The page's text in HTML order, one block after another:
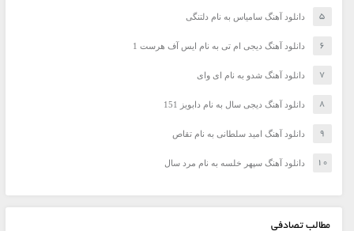
دانلود آهنگ سامیاس به نام دلتنگی
دانلود آهنگ دیجی ام تی به نام ایس آف هرست 1
دانلود آهنگ شدو به نام ای وای
دانلود آهنگ دیجی سال به نام دابویز 151
دانلود آهنگ امید سلطانی به نام تقاص
دانلود آهنگ سپهر خلسه به نام مرد سال
مطالب تصادفی